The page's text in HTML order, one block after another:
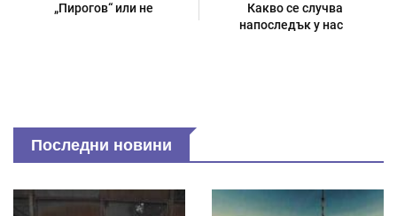
„Пирогов“ или не
Какво се случва
напоследък у нас
Последни новини